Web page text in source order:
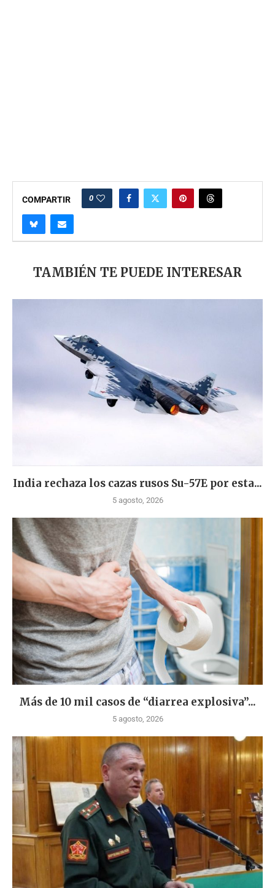
COMPARTIR 0
TAMBIÉN TE PUEDE INTERESAR
India rechaza los cazas rusos Su-57E por esta...
5 agosto, 2026
Más de 10 mil casos de “diarrea explosiva”...
5 agosto, 2026